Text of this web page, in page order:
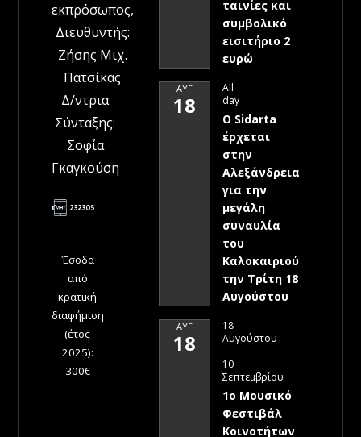
εκπρόσωπος,
Διευθυντής:
Ζήσης Μιχ.
Πατσίκας
Δ/ντρια
Σύνταξης:
Σοφία
Γκαγκούση
Έσοδα
από
κρατική
διαφήμιση
(έτος
2025):
300€
ταινίες και
συμβολικό
εισιτήριο 2
ευρώ
ΑΥΓ
18
All
day
Ο Sidarta
έρχεται
στην
Αλεξάνδρεια
για την
μεγάλη
συναυλία
του
Καλοκαιριού
την Τρίτη 18
Αυγούστου
ΑΥΓ
18
18
Αυγούστου
-
10
Σεπτεμβρίου
1ο Μουσικό
Φεστιβάλ
Κοινοτήτων